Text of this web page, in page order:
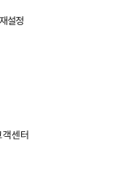
설정
객센터